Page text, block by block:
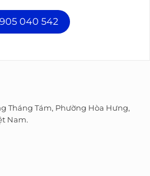
040 542
Tháng Tám, Phường Hòa Hưng,
Nam.